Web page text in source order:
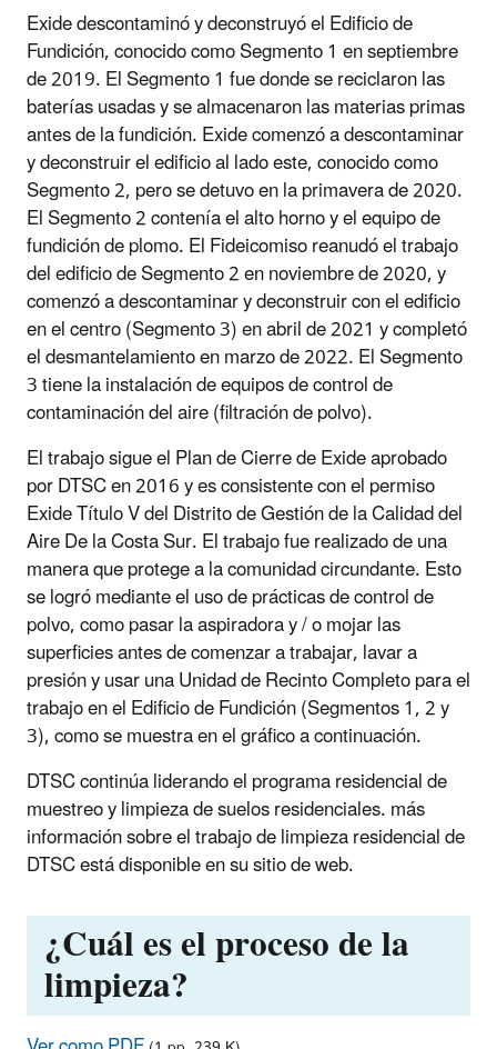
Exide descontaminó y deconstruyó el Edificio de
Fundición, conocido como Segmento 1 en septiembre
de 2019. El Segmento 1 fue donde se reciclaron las
baterías usadas y se almacenaron las materias primas
antes de la fundición. Exide comenzó a descontaminar
y deconstruir el edificio al lado este, conocido como
Segmento 2, pero se detuvo en la primavera de 2020.
El Segmento 2 contenía el alto horno y el equipo de
fundición de plomo. El Fideicomiso reanudó el trabajo
del edificio de Segmento 2 en noviembre de 2020, y
comenzó a descontaminar y deconstruir con el edificio
en el centro (Segmento 3) en abril de 2021 y completó
el desmantelamiento en marzo de 2022. El Segmento
3 tiene la instalación de equipos de control de
contaminación del aire (filtración de polvo).
El trabajo sigue el Plan de Cierre de Exide aprobado
por DTSC en 2016 y es consistente con el permiso
Exide Título V del Distrito de Gestión de la Calidad del
Aire De la Costa Sur. El trabajo fue realizado de una
manera que protege a la comunidad circundante. Esto
se logró mediante el uso de prácticas de control de
polvo, como pasar la aspiradora y / o mojar las
superficies antes de comenzar a trabajar, lavar a
presión y usar una Unidad de Recinto Completo para el
trabajo en el Edificio de Fundición (Segmentos 1, 2 y
3), como se muestra en el gráfico a continuación.
DTSC continúa liderando el programa residencial de
muestreo y limpieza de suelos residenciales. más
información sobre el trabajo de limpieza residencial de
DTSC está disponible en su sitio de web.
¿Cuál es el proceso de la
limpieza?